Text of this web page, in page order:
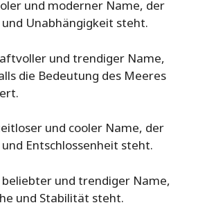
und moderner Name, der
Unabhängigkeit steht.
und trendiger Name,
die Bedeutung des Meeres
und cooler Name, der
Entschlossenheit steht.
beliebter und trendiger Name,
und Stabilität steht.